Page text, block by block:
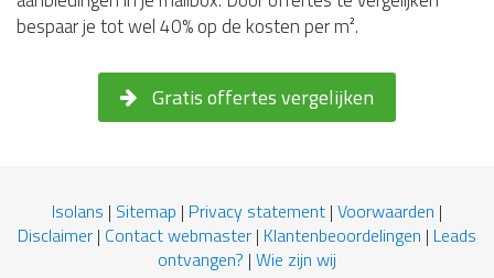
bespaar je tot wel 40% op de kosten per m².
Gratis offertes vergelijken
Isolans | Sitemap | Privacy statement | Voorwaarden |
Disclaimer | Contact webmaster | Klantenbeoordelingen | Leads
ontvangen? | Wie zijn wij